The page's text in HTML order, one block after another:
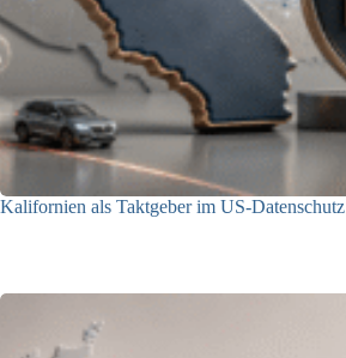
Kalifornien als Taktgeber im US-Datenschutz